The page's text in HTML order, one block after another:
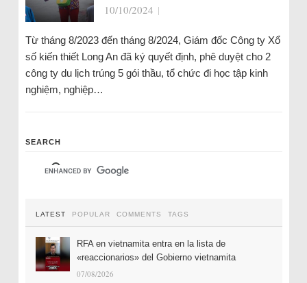
10/10/2024 |
Từ tháng 8/2023 đến tháng 8/2024, Giám đốc Công ty Xổ
số kiến thiết Long An đã ký quyết định, phê duyệt cho 2
công ty du lịch trúng 5 gói thầu, tổ chức đi học tập kinh
nghiệm, nghiệp…
SEARCH
LATEST POPULAR COMMENTS TAGS
RFA en vietnamita entra en la lista de
«reaccionarios» del Gobierno vietnamita
07/08/2026